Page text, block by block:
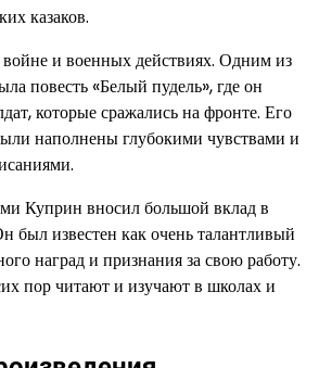
казаков.
и военных действиях. Одним из
повесть «Белый пудель», где он
которые сражались на фронте. Его
наполнены глубокими чувствами и
Куприн вносил большой вклад в
был известен как очень талантливый
наград и признания за свою работу.
пор читают и изучают в школах и